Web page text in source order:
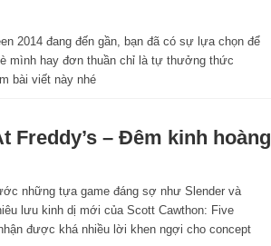
2014 đang đến gần, bạn đã có sự lựa chọn để
mình hay đơn thuần chỉ là tự thưởng thức
bài viết này nhé
Freddy’s – Đêm kinh hoàng
những tựa game đáng sợ như Slender và
lưu kinh dị mới của Scott Cawthon: Five
được khá nhiều lời khen ngợi cho concept